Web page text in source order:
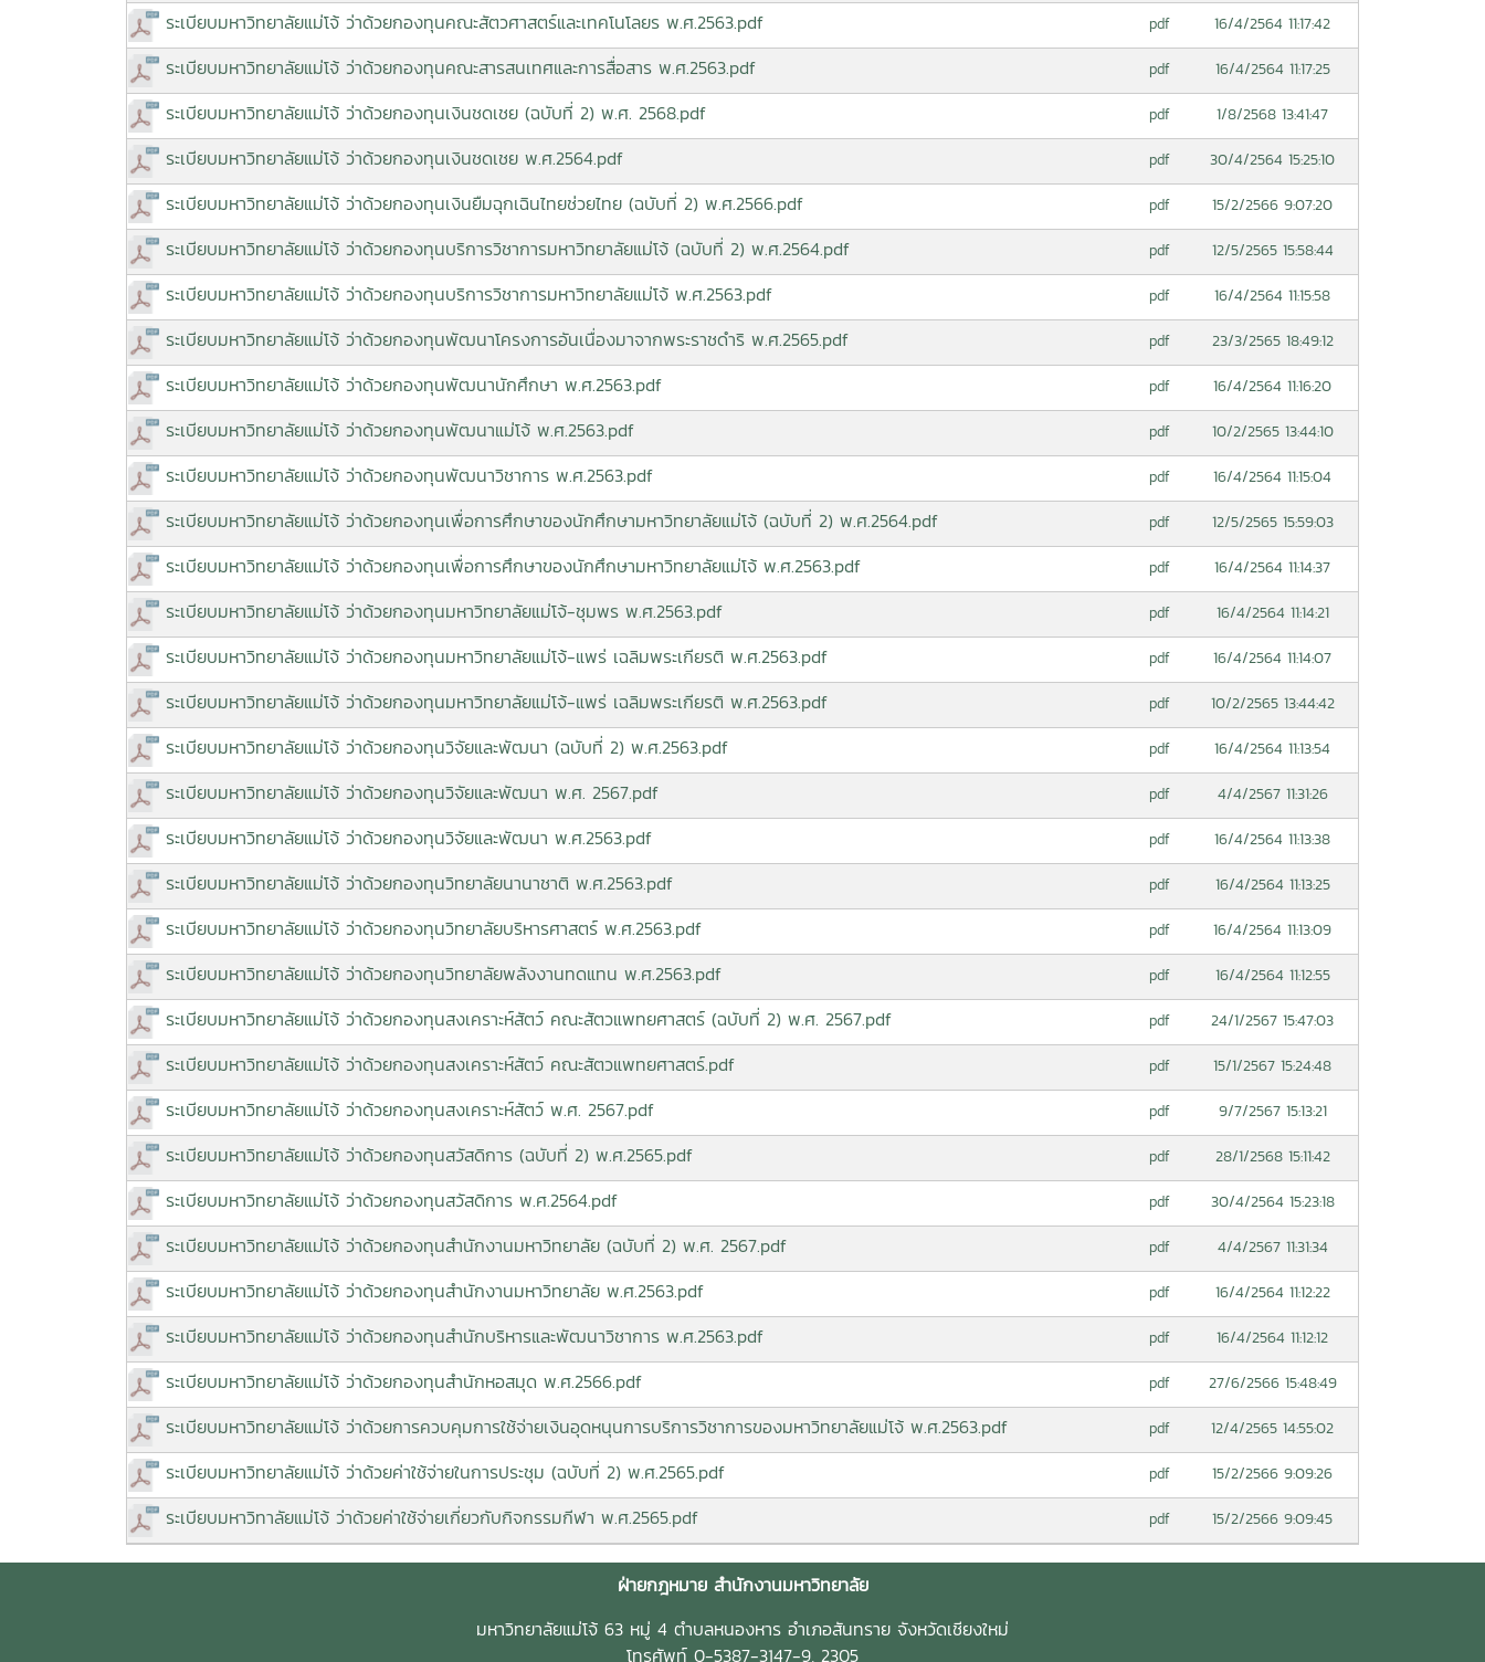
ระเบียบมหาวิทยาลัยแม่โจ้ ว่าด้วยกองทุนคณะสัตวศาสตร์และเทคโนโลยร พ.ศ.2563.pdf pdf 16/4/2564 11:17:42
ระเบียบมหาวิทยาลัยแม่โจ้ ว่าด้วยกองทุนคณะสารสนเทศและการสื่อสาร พ.ศ.2563.pdf pdf 16/4/2564 11:17:25
ระเบียบมหาวิทยาลัยแม่โจ้ ว่าด้วยกองทุนเงินชดเชย (ฉบับที่ 2) พ.ศ. 2568.pdf pdf 1/8/2568 13:41:47
ระเบียบมหาวิทยาลัยแม่โจ้ ว่าด้วยกองทุนเงินชดเชย พ.ศ.2564.pdf pdf 30/4/2564 15:25:10
ระเบียบมหาวิทยาลัยแม่โจ้ ว่าด้วยกองทุนเงินยืมฉุกเฉินไทยช่วยไทย (ฉบับที่ 2) พ.ศ.2566.pdf pdf 15/2/2566 9:07:20
ระเบียบมหาวิทยาลัยแม่โจ้ ว่าด้วยกองทุนบริการวิชาการมหาวิทยาลัยแม่โจ้ (ฉบับที่ 2) พ.ศ.2564.pdf pdf 12/5/2565 15:58:44
ระเบียบมหาวิทยาลัยแม่โจ้ ว่าด้วยกองทุนบริการวิชาการมหาวิทยาลัยแม่โจ้ พ.ศ.2563.pdf pdf 16/4/2564 11:15:58
ระเบียบมหาวิทยาลัยแม่โจ้ ว่าด้วยกองทุนพัฒนาโครงการอันเนื่องมาจากพระราชดำริ พ.ศ.2565.pdf pdf 23/3/2565 18:49:12
ระเบียบมหาวิทยาลัยแม่โจ้ ว่าด้วยกองทุนพัฒนานักศึกษา พ.ศ.2563.pdf pdf 16/4/2564 11:16:20
ระเบียบมหาวิทยาลัยแม่โจ้ ว่าด้วยกองทุนพัฒนาแม่โจ้ พ.ศ.2563.pdf pdf 10/2/2565 13:44:10
ระเบียบมหาวิทยาลัยแม่โจ้ ว่าด้วยกองทุนพัฒนาวิชาการ พ.ศ.2563.pdf pdf 16/4/2564 11:15:04
ระเบียบมหาวิทยาลัยแม่โจ้ ว่าด้วยกองทุนเพื่อการศึกษาของนักศึกษามหาวิทยาลัยแม่โจ้ (ฉบับที่ 2) พ.ศ.2564.pdf pdf 12/5/2565 15:59:03
ระเบียบมหาวิทยาลัยแม่โจ้ ว่าด้วยกองทุนเพื่อการศึกษาของนักศึกษามหาวิทยาลัยแม่โจ้ พ.ศ.2563.pdf pdf 16/4/2564 11:14:37
ระเบียบมหาวิทยาลัยแม่โจ้ ว่าด้วยกองทุนมหาวิทยาลัยแม่โจ้-ชุมพร พ.ศ.2563.pdf pdf 16/4/2564 11:14:21
ระเบียบมหาวิทยาลัยแม่โจ้ ว่าด้วยกองทุนมหาวิทยาลัยแม่โจ้-แพร่ เฉลิมพระเกียรติ พ.ศ.2563.pdf pdf 16/4/2564 11:14:07
ระเบียบมหาวิทยาลัยแม่โจ้ ว่าด้วยกองทุนมหาวิทยาลัยแม่โจ้-แพร่ เฉลิมพระเกียรติ พ.ศ.2563.pdf pdf 10/2/2565 13:44:42
ระเบียบมหาวิทยาลัยแม่โจ้ ว่าด้วยกองทุนวิจัยและพัฒนา (ฉบับที่ 2) พ.ศ.2563.pdf pdf 16/4/2564 11:13:54
ระเบียบมหาวิทยาลัยแม่โจ้ ว่าด้วยกองทุนวิจัยและพัฒนา พ.ศ. 2567.pdf pdf 4/4/2567 11:31:26
ระเบียบมหาวิทยาลัยแม่โจ้ ว่าด้วยกองทุนวิจัยและพัฒนา พ.ศ.2563.pdf pdf 16/4/2564 11:13:38
ระเบียบมหาวิทยาลัยแม่โจ้ ว่าด้วยกองทุนวิทยาลัยนานาชาติ พ.ศ.2563.pdf pdf 16/4/2564 11:13:25
ระเบียบมหาวิทยาลัยแม่โจ้ ว่าด้วยกองทุนวิทยาลัยบริหารศาสตร์ พ.ศ.2563.pdf pdf 16/4/2564 11:13:09
ระเบียบมหาวิทยาลัยแม่โจ้ ว่าด้วยกองทุนวิทยาลัยพลังงานทดแทน พ.ศ.2563.pdf pdf 16/4/2564 11:12:55
ระเบียบมหาวิทยาลัยแม่โจ้ ว่าด้วยกองทุนสงเคราะห์สัตว์ คณะสัตวแพทยศาสตร์ (ฉบับที่ 2) พ.ศ. 2567.pdf pdf 24/1/2567 15:47:03
ระเบียบมหาวิทยาลัยแม่โจ้ ว่าด้วยกองทุนสงเคราะห์สัตว์ คณะสัตวแพทยศาสตร์.pdf pdf 15/1/2567 15:24:48
ระเบียบมหาวิทยาลัยแม่โจ้ ว่าด้วยกองทุนสงเคราะห์สัตว์ พ.ศ. 2567.pdf pdf 9/7/2567 15:13:21
ระเบียบมหาวิทยาลัยแม่โจ้ ว่าด้วยกองทุนสวัสดิการ (ฉบับที่ 2) พ.ศ.2565.pdf pdf 28/1/2568 15:11:42
ระเบียบมหาวิทยาลัยแม่โจ้ ว่าด้วยกองทุนสวัสดิการ พ.ศ.2564.pdf pdf 30/4/2564 15:23:18
ระเบียบมหาวิทยาลัยแม่โจ้ ว่าด้วยกองทุนสำนักงานมหาวิทยาลัย (ฉบับที่ 2) พ.ศ. 2567.pdf pdf 4/4/2567 11:31:34
ระเบียบมหาวิทยาลัยแม่โจ้ ว่าด้วยกองทุนสำนักงานมหาวิทยาลัย พ.ศ.2563.pdf pdf 16/4/2564 11:12:22
ระเบียบมหาวิทยาลัยแม่โจ้ ว่าด้วยกองทุนสำนักบริหารและพัฒนาวิชาการ พ.ศ.2563.pdf pdf 16/4/2564 11:12:12
ระเบียบมหาวิทยาลัยแม่โจ้ ว่าด้วยกองทุนสำนักหอสมุด พ.ศ.2566.pdf pdf 27/6/2566 15:48:49
ระเบียบมหาวิทยาลัยแม่โจ้ ว่าด้วยการควบคุมการใช้จ่ายเงินอุดหนุนการบริการวิชาการของมหาวิทยาลัยแม่โจ้ พ.ศ.2563.pdf pdf 12/4/2565 14:55:02
ระเบียบมหาวิทยาลัยแม่โจ้ ว่าด้วยค่าใช้จ่ายในการประชุม (ฉบับที่ 2) พ.ศ.2565.pdf pdf 15/2/2566 9:09:26
ระเบียบมหาวิทาลัยแม่โจ้ ว่าด้วยค่าใช้จ่ายเกี่ยวกับกิจกรรมกีฬา พ.ศ.2565.pdf pdf 15/2/2566 9:09:45
ฝ่ายกฎหมาย สำนักงานมหาวิทยาลัย
มหาวิทยาลัยแม่โจ้ 63 หมู่ 4 ตำบลหนองหาร อำเภอสันทราย จังหวัดเชียงใหม่
โทรศัพท์ 0-5387-3147-9, 2305